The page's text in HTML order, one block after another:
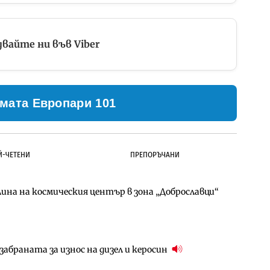
ни във Viber
Европари 101
ЧЕТЕНИ ПРЕПОРЪЧАНИ
на космическия център в зона „Доброславци“
за износ на дизел и керосин
Петрохан ще върви паралелно с екологичните
езеро става част от бъдещата магистрала
Петрохан ще върви паралелно с екологичните
придобиване на Euroapi Italy